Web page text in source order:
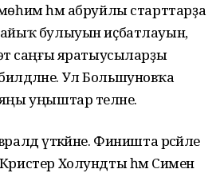
һәм абруйлы старттарҙа
булыуын иҫбатлауын,
саңғы яратыусыларҙы
Ул Большуновҡа
уңыштар теләне.
үткәйне. Финишта рәсәйле
Холундты һәм Симен